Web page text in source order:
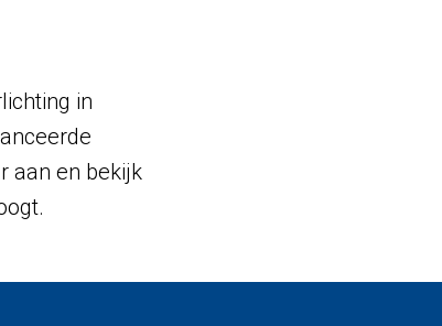
in
aan en bekijk